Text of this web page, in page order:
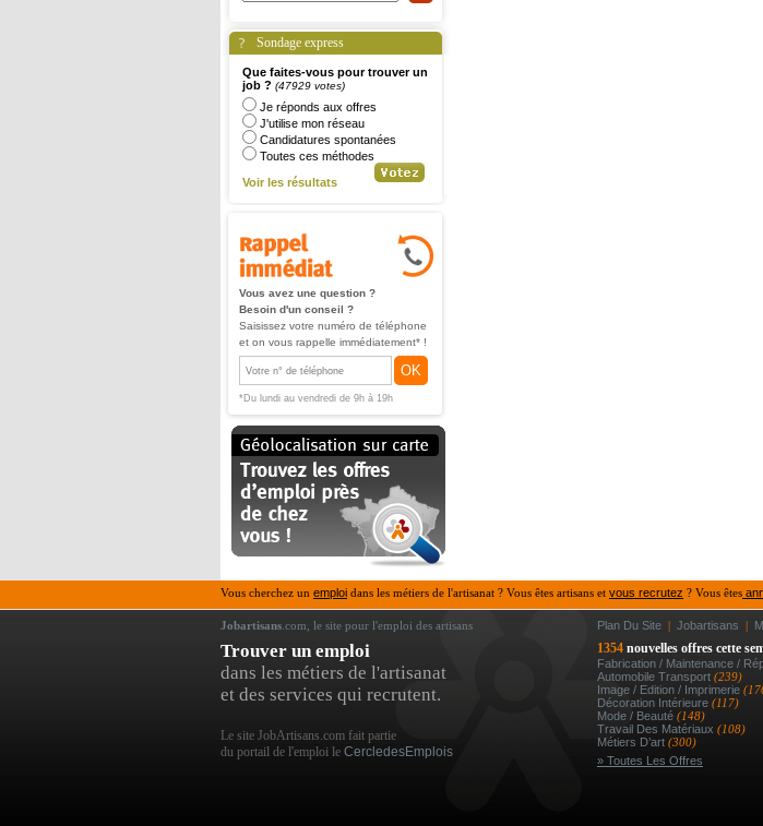
Sondage express
Que faites-vous pour trouver un
job ? (47929 votes)
Je réponds aux offres
J'utilise mon réseau
Candidatures spontanées
Toutes ces méthodes
Voir les résultats
Vous avez une question ?
Besoin d'un conseil ?
Saisissez votre numéro de téléphone
et on vous rappelle immédiatement* !
OK
*Du lundi au vendredi de 9h à 19h
Vous cherchez un emploi dans les métiers de l'artisanat ? Vous êtes artisans et vous recrutez ? Vous êtes
Jobartisans .com, le site pour l'emploi des artisans Plan Du Site | Jobartisans |
Trouver un emploi
dans les métiers de l'artisanat
et des services qui recrutent.
Le site JobArtisans.com fait partie
du portail de l'emploi le CercledesEmplois
1354 nouvelles offres cette
Fabrication / Maintenance /
Automobile Transport (239)
Image / Edition / Imprimerie
Décoration Intérieure (117)
Mode / Beauté (148)
Travail Des Matériaux (108)
Métiers D’art (300)
» Toutes Les Offres